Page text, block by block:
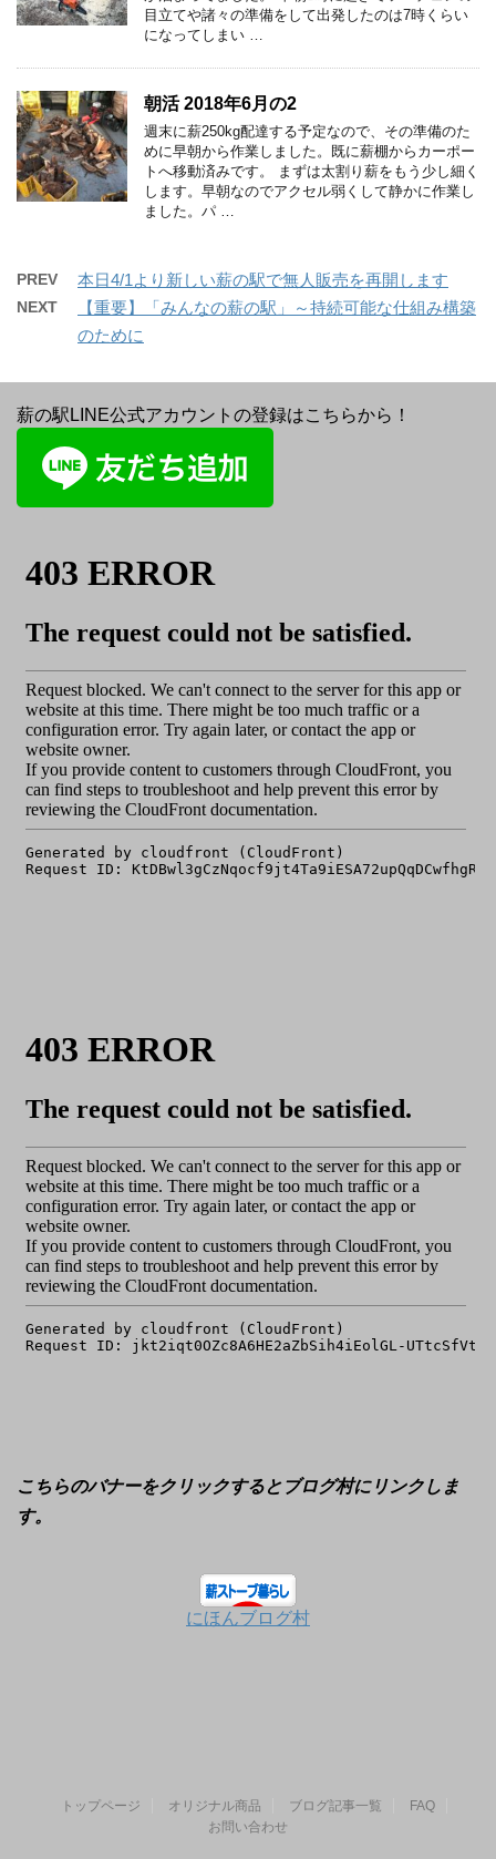
目立てや諸々の準備をして出発したのは7時くらい
になってしまい …
朝活 2018年6月の2
週末に薪250kg配達する予定なので、その準備のた
めに早朝から作業しました。既に薪棚からカーポー
トへ移動済みです。 まずは太割り薪をもう少し細く
します。早朝なのでアクセル弱くして静かに作業し
ました。パ …
PREV 本日4/1より新しい薪の駅で無人販売を再開します
NEXT
【重要】「みんなの薪の駅」～持続可能な仕組み構築
のために
薪の駅LINE公式アカウントの登録はこちらから！
こちらのバナーをクリックするとブログ村にリンクしま
す。
にほんブログ村
トップページ オリジナル商品 ブログ記事一覧
FAQ
お問い合わせ